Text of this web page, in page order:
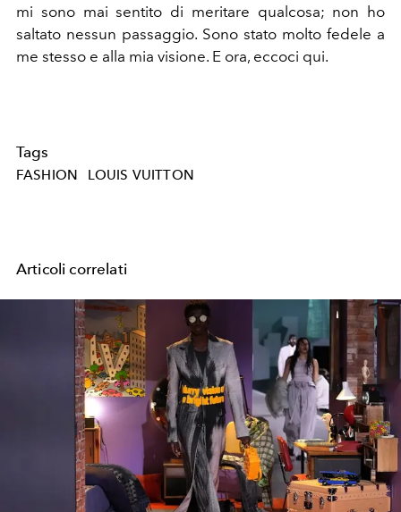
mi sono mai sentito di meritare qualcosa; non ho
saltato nessun passaggio. Sono stato molto fedele a
me stesso e alla mia visione. E ora, eccoci qui.
Tags
FASHION LOUIS VUITTON
Articoli correlati